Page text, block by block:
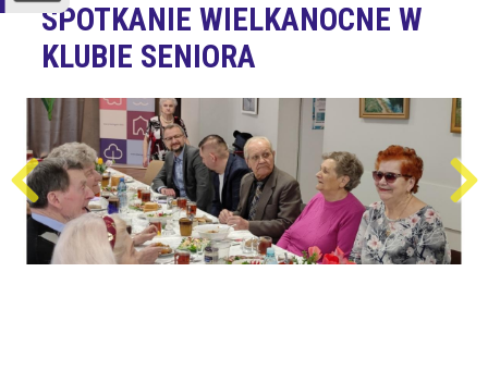
SPOTKANIE WIELKANOCNE W
KLUBIE SENIORA